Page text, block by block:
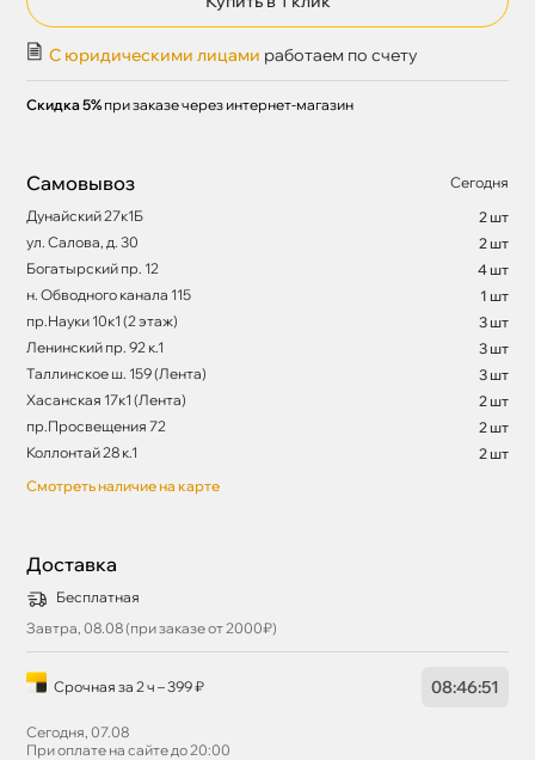
С юридическими лицами работаем по счету
Скидка 5% при заказе через интернет-магазин
Самовывоз
Сегодня
Дунайский 27к1Б
2 шт
ул. Салова, д. 30
2 шт
Богатырский пр. 12
4 шт
н. Обводного канала 115
1 шт
пр.Науки 10к1 (2 этаж)
3 шт
Ленинский пр. 92 к.1
3 шт
Таллинское ш. 159 (Лента)
3 шт
Хасанская 17к1 (Лента)
2 шт
пр.Просвещения 72
2 шт
Коллонтай 28 к.1
2 шт
Смотреть наличие на карте
Доставка
Бесплатная
Завтра, 08.08 (при заказе от 2000₽)
Срочная за 2 ч – 399 ₽ 08:46:51
Сегодня, 07.08
При оплате на сайте до 20:00